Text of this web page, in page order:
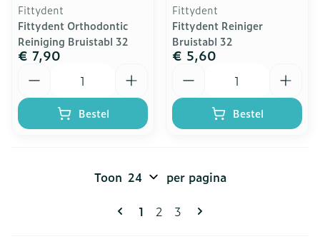
Fittydent
Fittydent Orthodontic
Reiniging Bruistabl 32
€ 7,90
Bestel
Fittydent
Fittydent Reiniger
Bruistabl 32
€ 5,60
Bestel
Pagina's
U lees momenteel pagina
1 Pagina
2 Pagina
3
Toon per pagina